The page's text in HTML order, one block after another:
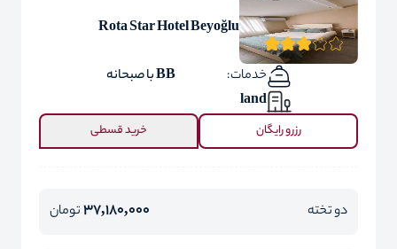
Rota Star Hotel Beyoğlu
خدمات:
BB با صبحانه
land
رزرو رایگان خرید قسطی
دو تخته 37,180,000تومان